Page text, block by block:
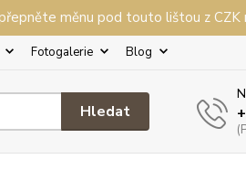
měnu pod touto lištou z CZK
Fotogalerie Blog
Hledat